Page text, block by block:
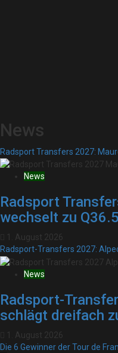
News
Radsport Transfers 2027:
News
Radsport
wechselt zu Q36.5
1. August 2026
Radsport-Transfers 2027:
News
Radsport-
schlägt dreifach
1. August 2026
Die 6 Gewinner der Tour de